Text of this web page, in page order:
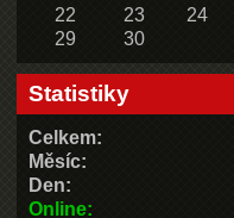
22
23 24
29
30
Statistiky
Online:
Celkem:
Měsíc:
Den: